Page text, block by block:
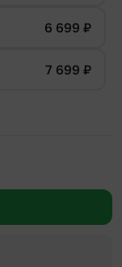
6 699 ₽
7 699 ₽